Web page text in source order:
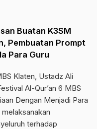
Buatan K3SM
Pembuatan Prompt
Para Guru
Klaten, Ustadz Ali
Al-Qur’an 6 MBS
Dengan Menjadi Para
terhadap